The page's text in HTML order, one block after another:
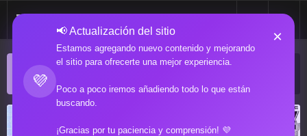
💜
📢 Actualización del sitio
Estamos agregando nuevo contenido y mejorando
el sitio para ofrecerte una mejor experiencia.
Poco a poco iremos añadiendo todo lo que están
buscando.
¡Gracias por tu paciencia y comprensión! 💜
×
ACTUALIZACIONES POPULARES